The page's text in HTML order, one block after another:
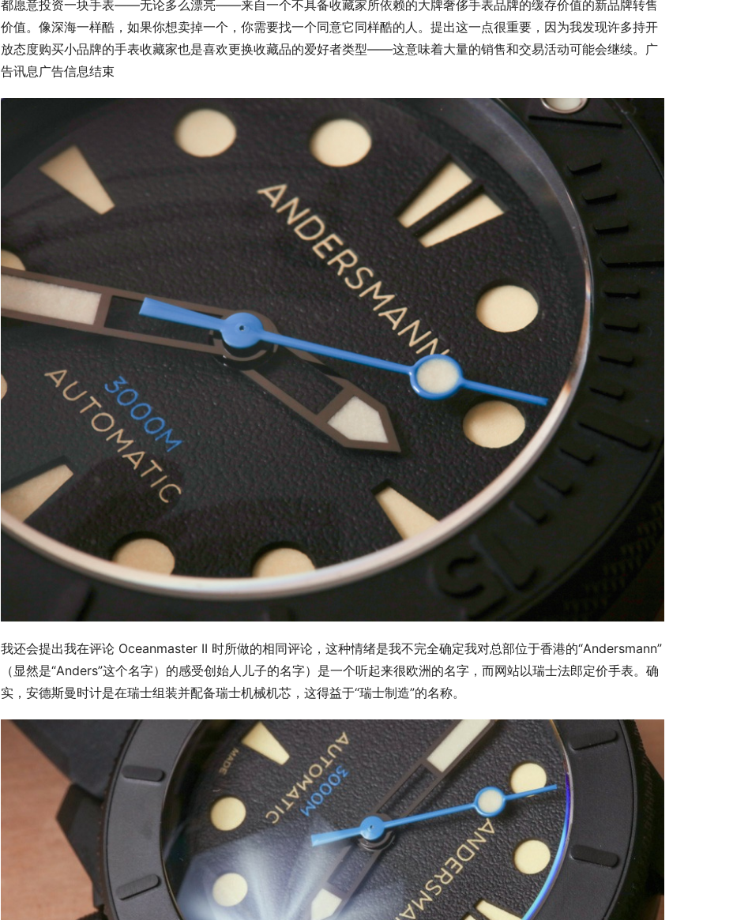
都愿意投资一块手表——无论多么漂亮——来自一个不具备收藏家所依赖的大牌奢侈手表品牌的缓存价值的新品牌转售
价值。像深海一样酷，如果你想卖掉一个，你需要找一个同意它同样酷的人。提出这一点很重要，因为我发现许多持开
放态度购买小品牌的手表收藏家也是喜欢更换收藏品的爱好者类型——这意味着大量的销售和交易活动可能会继续。广
告讯息广告信息结束
我还会提出我在评论 Oceanmaster II 时所做的相同评论，这种情绪是我不完全确定我对总部位于香港的“Andersmann”
（显然是“Anders”这个名字）的感受创始人儿子的名字）是一个听起来很欧洲的名字，而网站以瑞士法郎定价手表。确
实，安德斯曼时计是在瑞士组装并配备瑞士机械机芯，这得益于“瑞士制造”的名称。